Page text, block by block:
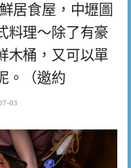
居食屋，中壢圖
料理～除了有豪
木桶，又可以單
。（邀約
03